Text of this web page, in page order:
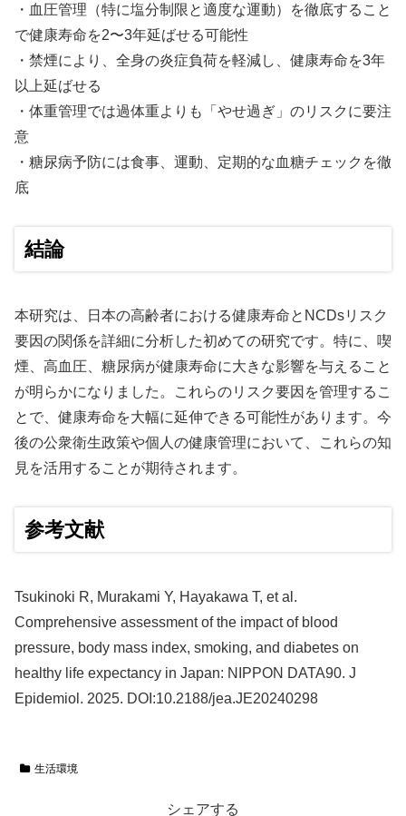
・血圧管理（特に塩分制限と適度な運動）を徹底すること
で健康寿命を2〜3年延ばせる可能性
・禁煙により、全身の炎症負荷を軽減し、健康寿命を3年
以上延ばせる
・体重管理では過体重よりも「やせ過ぎ」のリスクに要注
意
・糖尿病予防には食事、運動、定期的な血糖チェックを徹
底
結論
本研究は、日本の高齢者における健康寿命とNCDsリスク
要因の関係を詳細に分析した初めての研究です。特に、喫
煙、高血圧、糖尿病が健康寿命に大きな影響を与えること
が明らかになりました。これらのリスク要因を管理するこ
とで、健康寿命を大幅に延伸できる可能性があります。今
後の公衆衛生政策や個人の健康管理において、これらの知
見を活用することが期待されます。
参考文献
Tsukinoki R, Murakami Y, Hayakawa T, et al.
Comprehensive assessment of the impact of blood
pressure, body mass index, smoking, and diabetes on
healthy life expectancy in Japan: NIPPON DATA90. J
Epidemiol. 2025. DOI:10.2188/jea.JE20240298
生活環境
シェアする